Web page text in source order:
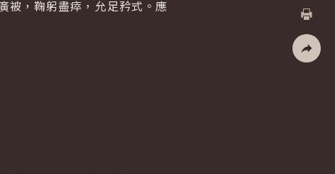
列印
被，鞠躬盡瘁，允足矜式。應